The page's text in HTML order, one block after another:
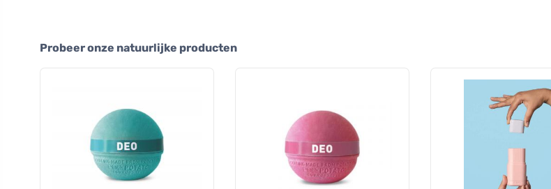
Probeer onze natuurlijke producten